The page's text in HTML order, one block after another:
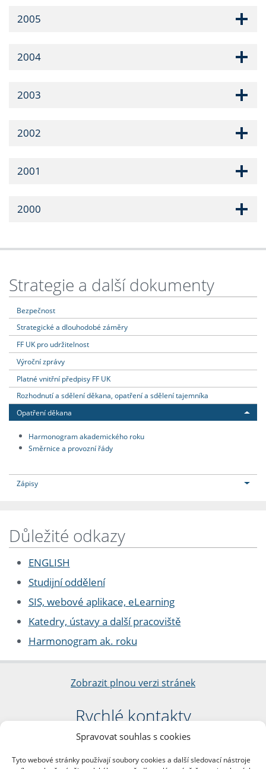
Spravovat souhlas s cookies
Tyto webové stránky používají soubory cookies a další sledovací nástroje
2005
2004
2003
2002
2001
2000
Strategie a další dokumenty
Bezpečnost
Strategické a dlouhodobé záměry
FF UK pro udržitelnost
Výroční zprávy
Platné vnitřní předpisy FF UK
Rozhodnutí a sdělení děkana, opatření a sdělení tajemníka
Opatření děkana
Harmonogram akademického roku
Směrnice a provozní řády
Zápisy
Důležité odkazy
ENGLISH
Studijní oddělení
SIS, webové aplikace, eLearning
Katedry, ústavy a další pracoviště
Harmonogram ak. roku
Zobrazit plnou verzi stránek
Rychlé kontakty
Filozofická fakulta
nám. Jana Palacha 1/2